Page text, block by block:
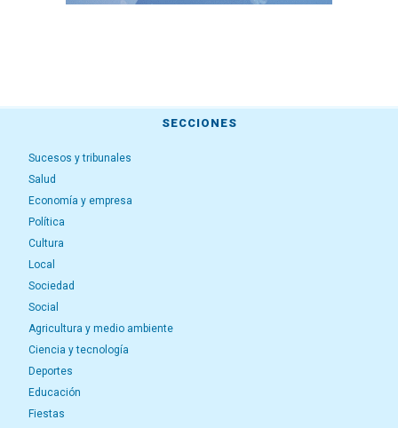
SECCIONES
Sucesos y tribunales
Salud
Economía y empresa
Política
Cultura
Local
Sociedad
Social
Agricultura y medio ambiente
Ciencia y tecnología
Deportes
Educación
Fiestas